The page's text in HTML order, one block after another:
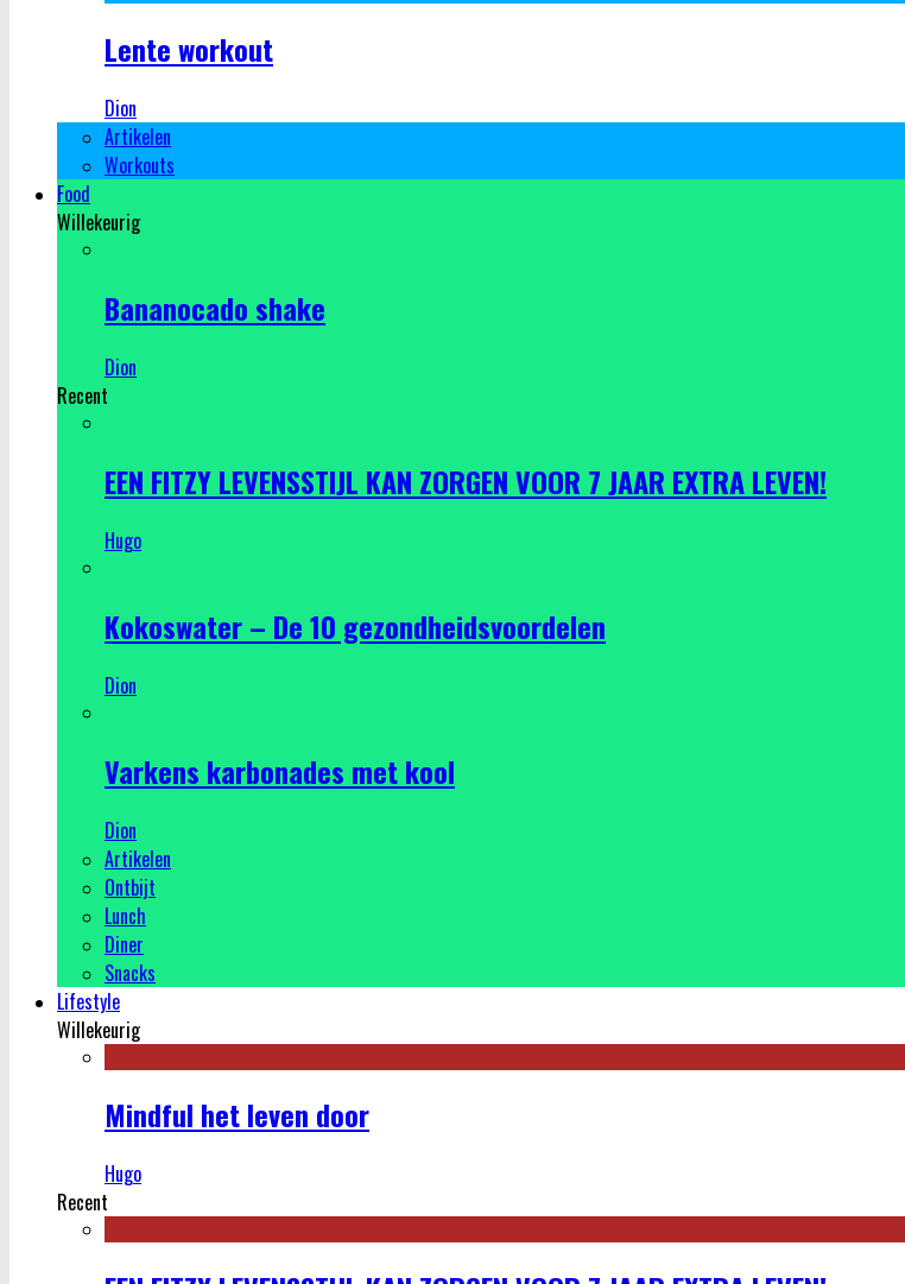
Lente workout
Dion
Artikelen
Workouts
Food
Willekeurig
Bananocado shake
Dion
Recent
EEN FITZY LEVENSSTIJL KAN ZORGEN VOOR 7 JAAR EXTRA LEVEN!
Hugo
Kokoswater – De 10 gezondheidsvoordelen
Dion
Varkens karbonades met kool
Dion
Artikelen
Ontbijt
Lunch
Diner
Snacks
Lifestyle
Willekeurig
Mindful het leven door
Hugo
Recent